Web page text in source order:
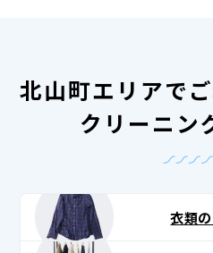
北山町エリアで
クリーニン
衣類